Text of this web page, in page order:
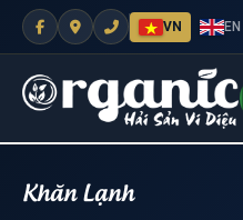
VN EN
Khăn Lạnh